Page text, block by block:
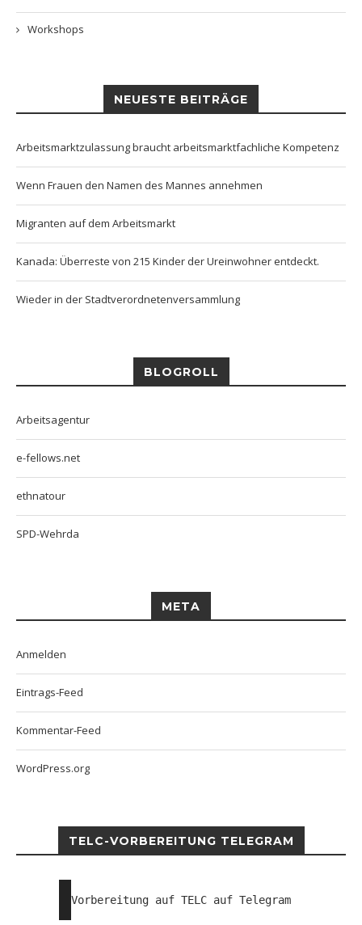
Workshops
NEUESTE BEITRÄGE
Arbeitsmarktzulassung braucht arbeitsmarktfachliche Kompetenz
Wenn Frauen den Namen des Mannes annehmen
Migranten auf dem Arbeitsmarkt
Kanada: Überreste von 215 Kinder der Ureinwohner entdeckt.
Wieder in der Stadtverordnetenversammlung
BLOGROLL
Arbeitsagentur
e-fellows.net
ethnatour
SPD-Wehrda
META
Anmelden
Eintrags-Feed
Kommentar-Feed
WordPress.org
TELC-VORBEREITUNG TELEGRAM
Vorbereitung auf TELC auf Telegram